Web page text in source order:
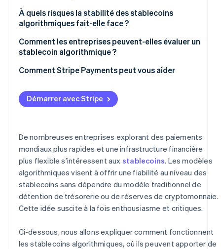
À quels risques la stabilité des stablecoins
algorithmiques fait-elle face ?
Comment les entreprises peuvent-elles évaluer un
stablecoin algorithmique ?
Comment Stripe Payments peut vous aider
Démarrer avec Stripe
De nombreuses entreprises explorant des paiements
mondiaux plus rapides et une infrastructure financière
plus flexible s’intéressent aux stablecoins. Les modèles
algorithmiques visent à offrir une fiabilité au niveau des
stablecoins sans dépendre du modèle traditionnel de
détention de trésorerie ou de réserves de cryptomonnaie.
Cette idée suscite à la fois enthousiasme et critiques.
Ci-dessous, nous allons expliquer comment fonctionnent
les stablecoins algorithmiques, où ils peuvent apporter de